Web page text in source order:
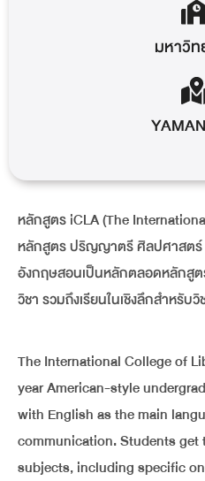
มหาวิ
หลักสูตร iCLA (The
หลักสูตร ปริญญาตรี ศิลปศาสตร์
อังกฤษสอนเป็นหลักตลอดหลักสูต
วิชา รวมถึงเรียนในเชิงลึกสำหรับวิ
The International College of
year American-style
with English as the main
communication. Students
subjects, including specific